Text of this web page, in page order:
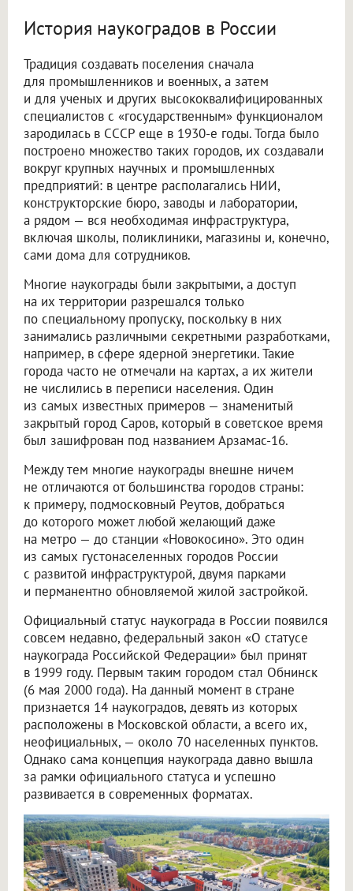
История наукоградов в России
Традиция создавать поселения сначала
для промышленников и военных, а затем
и для ученых и других высококвалифицированных
специалистов с «государственным» функционалом
зародилась в СССР еще в 1930-е годы. Тогда было
построено множество таких городов, их создавали
вокруг крупных научных и промышленных
предприятий: в центре располагались НИИ,
конструкторские бюро, заводы и лаборатории,
а рядом — вся необходимая инфраструктура,
включая школы, поликлиники, магазины и, конечно,
сами дома для сотрудников.
Многие наукограды были закрытыми, а доступ
на их территории разрешался только
по специальному пропуску, поскольку в них
занимались различными секретными разработками,
например, в сфере ядерной энергетики. Такие
города часто не отмечали на картах, а их жители
не числились в переписи населения. Один
из самых известных примеров — знаменитый
закрытый город Саров, который в советское время
был зашифрован под названием Арзамас-16.
Между тем многие наукограды внешне ничем
не отличаются от большинства городов страны:
к примеру, подмосковный Реутов, добраться
до которого может любой желающий даже
на метро — до станции «Новокосино». Это один
из самых густонаселенных городов России
с развитой инфраструктурой, двумя парками
и перманентно обновляемой жилой застройкой.
Официальный статус наукограда в России появился
совсем недавно, федеральный закон «О статусе
наукограда Российской Федерации» был принят
в 1999 году. Первым таким городом стал Обнинск
(6 мая 2000 года). На данный момент в стране
признается 14 наукоградов, девять из которых
расположены в Московской области, а всего их,
неофициальных, — около 70 населенных пунктов.
Однако сама концепция наукограда давно вышла
за рамки официального статуса и успешно
развивается в современных форматах.